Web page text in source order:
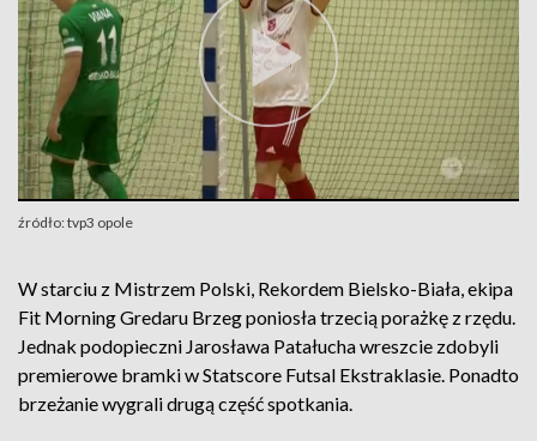
źródło: tvp3 opole
W starciu z Mistrzem Polski, Rekordem Bielsko-Biała, ekipa
Fit Morning Gredaru Brzeg poniosła trzecią porażkę z rzędu.
Jednak podopieczni Jarosława Patałucha wreszcie zdobyli
premierowe bramki w Statscore Futsal Ekstraklasie. Ponadto
brzeżanie wygrali drugą część spotkania.